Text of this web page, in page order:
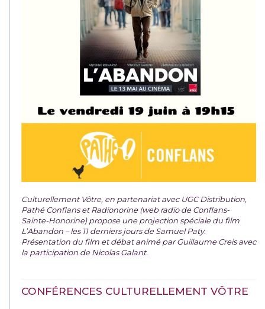
Culturellement Vôtre, en partenariat avec UGC Distribution,
Pathé Conflans et Radionorine (web radio de Conflans-
Sainte-Honorine) propose une projection spéciale du film
L’Abandon – les 11 derniers jours de Samuel Paty.
Présentation du film et débat animé par Guillaume Creis avec
la participation de Nicolas Galant.
CONFÉRENCES CULTURELLEMENT VÔTRE